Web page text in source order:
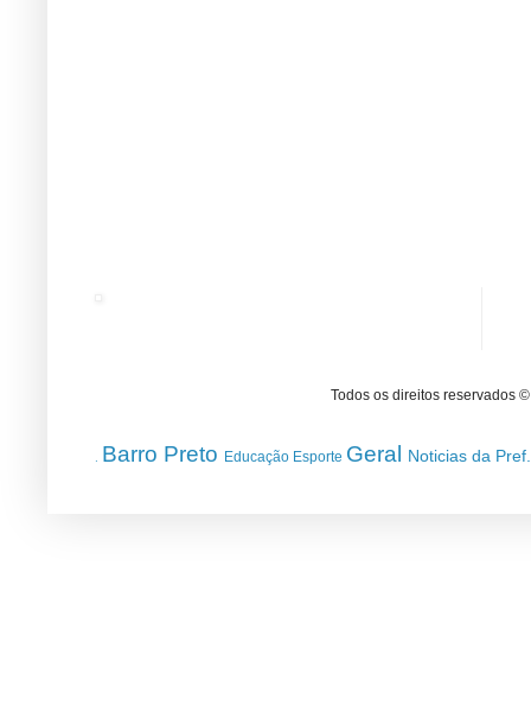
Todos os direitos reservados
Barro Preto Educação Esporte Geral Noticias da